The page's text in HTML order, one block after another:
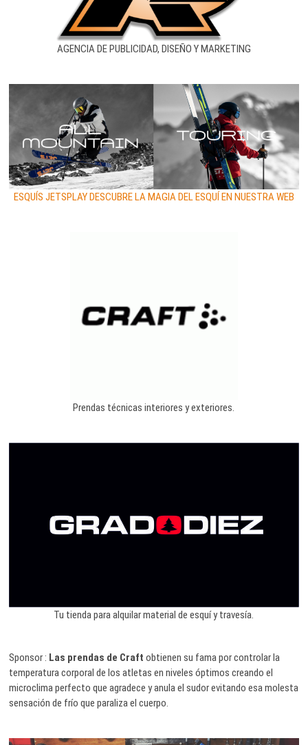
AGENCIA DE PUBLICIDAD, DISEÑO Y MARKETING
ESQUÍS JETSPLAY DESCUBRE LA MAGIA DEL ESQUÍ EN NUESTRA WEB
Prendas técnicas interiores y exteriores.
Tu tienda para alquilar material de esquí y travesía.
Sponsor : Las prendas de Craft obtienen su fama por controlar la
temperatura corporal de los atletas en niveles óptimos creando el
microclima perfecto que agradece y anula el sudor evitando esa molesta
sensación de frío que paraliza el cuerpo.